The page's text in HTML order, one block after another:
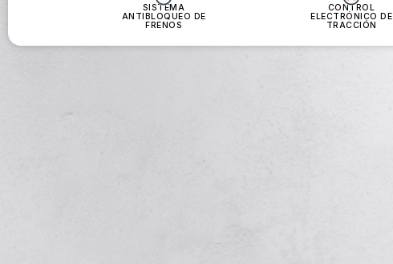
SISTEMA
ANTIBLOQUEO DE
FRENOS
CONTROL
ELECTRÓNICO DE
TRACCIÓN